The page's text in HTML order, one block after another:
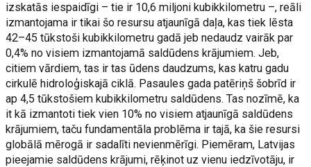
izskatās iespaidīgi – tie ir 10,6 miljoni kubikkilometru –, reāli
izmantojama ir tikai šo resursu atjaunīgā daļa, kas tiek lēsta
42–45 tūkstoši kubikkilometru gadā jeb nedaudz vairāk par
0,4% no visiem izmantojamā saldūdens krājumiem. Jeb,
citiem vārdiem, tas ir tas ūdens daudzums, kas katru gadu
cirkulē hidroloģiskajā ciklā. Pasaules gada patēriņš šobrīd ir
ap 4,5 tūkstošiem kubikkilometru saldūdens. Tas nozīmē, ka
it kā izmantoti tiek vien 10% no visiem atjaunīgā saldūdens
krājumiem, taču fundamentāla problēma ir tajā, ka šie resursi
globālā mērogā ir sadalīti nevienmērīgi. Piemēram, Latvijas
pieejamie saldūdens krājumi, rēķinot uz vienu iedzīvotāju, ir